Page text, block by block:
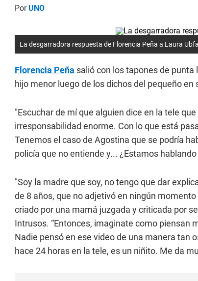
PorUNO
La desgarradora respuesta de Florencia Peña a Laura
Florencia Peña salió con los tapones de punta
hijo menor luego de los dichos del pequeño en
"Escuchar de mí que alguien dice en la tele
irresponsabilidad enorme. Con lo que está
Tenemos el caso de Agostina que se podría
policía que no entiende y... ¿Estamos hablando
"Soy la madre que soy, no tengo que dar
de 8 años, que no adjetivó en ningún
criado por una mamá juzgada y criticada por
Intrusos. “Entonces, imaginate como piensan
Nadie pensó en ese video de una manera tan
hace 24 horas en la tele, es un niñito. Me da